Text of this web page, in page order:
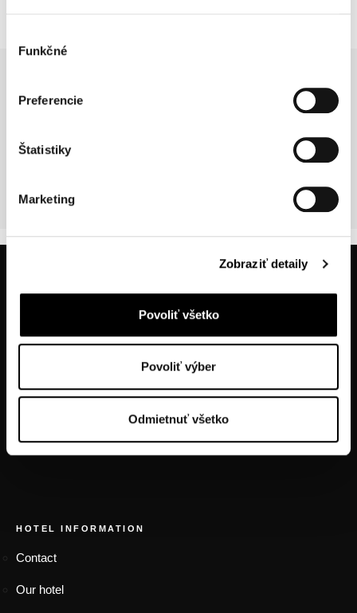
súhlasu
Funkčné
Preferencie
Štatistiky
Marketing
Zobraziť detaily
Povoliť všetko
Povoliť výber
Odmietnuť všetko
For assistance with your event please call Event manager Adriana
tel.: +421914334466
tel.: +421905470123
HOTEL INFORMATION
Contact
Our hotel